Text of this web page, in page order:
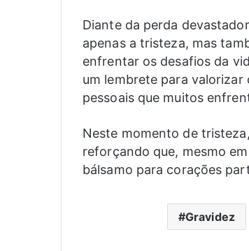
Diante da perda
apenas a tristeza, mas
enfrentar os desafios da
um lembrete para
pessoais que muitos
Neste momento de
reforçando que, mesmo
bálsamo para corações
Gravidez